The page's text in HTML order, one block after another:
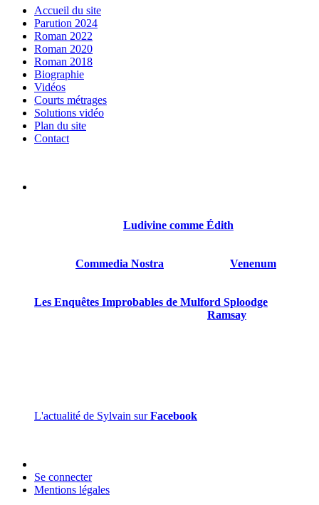
Accueil du site
Parution 2024
Roman 2022
Roman 2020
Roman 2018
Biographie
Vidéos
Courts métrages
Solutions vidéo
Plan du site
Contact
Ludivine comme Édith
Commedia Nostra Venenum
Les Enquêtes Improbables de Mulford Sploodge
Ramsay
L'actualité de Sylvain surFacebook
Se connecter
Mentions légales